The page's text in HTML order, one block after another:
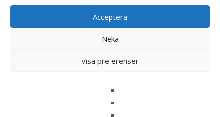
Acceptera
Neka
Visa preferenser
Din recension*